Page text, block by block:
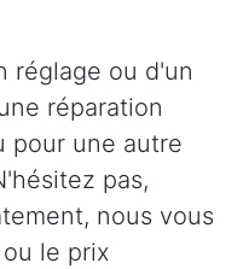
réglage ou d'un
réparation
pour une autre
pas,
nous vous
le prix